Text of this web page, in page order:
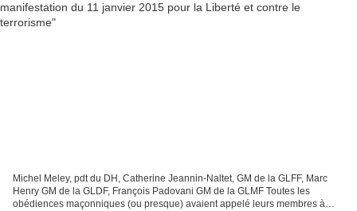
Michel Meley, pdt du DH, Catherine Jeannin-Naltet, GM de la GLFF, Marc
Henry GM de la GLDF, François Padovani GM de la GLMF Toutes les
obédiences maçonniques (ou presque) avaient appelé leurs membres à